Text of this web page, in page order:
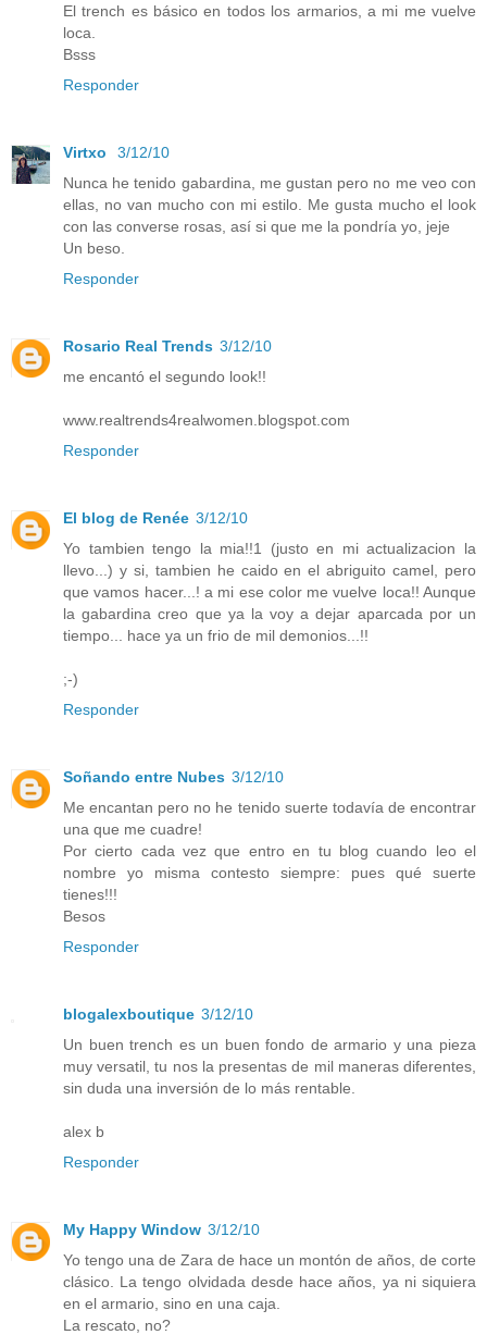
El trench es básico en todos los armarios, a mi me vuelve
loca.
Bsss
Responder
Virtxo
3/12/10
Nunca he tenido gabardina, me gustan pero no me veo con
ellas, no van mucho con mi estilo. Me gusta mucho el look
con las converse rosas, así si que me la pondría yo, jeje
Un beso.
Responder
Rosario Real Trends 3/12/10
me encantó el segundo look!!
www.realtrends4realwomen.blogspot.com
Responder
El blog de Renée 3/12/10
Yo tambien tengo la mia!!1 (justo en mi actualizacion la
llevo...) y si, tambien he caido en el abriguito camel, pero
que vamos hacer...! a mi ese color me vuelve loca!! Aunque
la gabardina creo que ya la voy a dejar aparcada por un
tiempo... hace ya un frio de mil demonios...!!
;-)
Responder
Soñando entre Nubes 3/12/10
Me encantan pero no he tenido suerte todavía de encontrar
una que me cuadre!
Por cierto cada vez que entro en tu blog cuando leo el
nombre yo misma contesto siempre: pues qué suerte
tienes!!!
Besos
Responder
blogalexboutique 3/12/10
Un buen trench es un buen fondo de armario y una pieza
muy versatil, tu nos la presentas de mil maneras diferentes,
sin duda una inversión de lo más rentable.
alex b
Responder
My Happy Window 3/12/10
Yo tengo una de Zara de hace un montón de años, de corte
clásico. La tengo olvidada desde hace años, ya ni siquiera
en el armario, sino en una caja.
La rescato, no?